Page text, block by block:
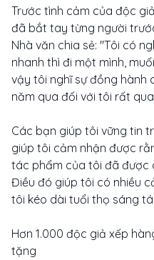
Trước tình cảm của độc
đã bắt tay từng người
Nhà văn chia sẻ: "Tôi có
nhanh thì đi một mình,
vậy tôi nghĩ sự đồng hành
năm qua đối với tôi rất
Các bạn giúp tôi vững tin
giúp tôi cảm nhận được
tác phẩm của tôi đã được
Điều đó giúp tôi có nhiều
tôi kéo dài tuổi thọ sáng
Hơn 1.000 độc giả xếp
tặng